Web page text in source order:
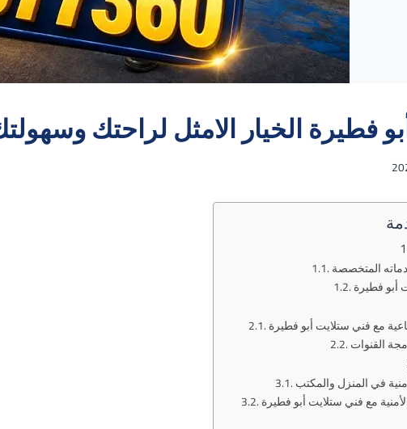
الخيار الامثل لراحتك وسهولتك اتصل
المتخصصة
أبو فطيرة
مع فني ستلايت أبو فطيرة
القنوات
في المنزل والمكتب
مع فني ستلايت أبو فطيرة